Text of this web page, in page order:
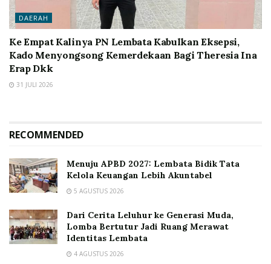
DAERAH
Ke Empat Kalinya PN Lembata Kabulkan Eksepsi,
Kado Menyongsong Kemerdekaan Bagi Theresia Ina
Erap Dkk
31 JULI 2026
RECOMMENDED
Menuju APBD 2027: Lembata Bidik Tata
Kelola Keuangan Lebih Akuntabel
5 AGUSTUS 2026
Dari Cerita Leluhur ke Generasi Muda,
Lomba Bertutur Jadi Ruang Merawat
Identitas Lembata
4 AGUSTUS 2026